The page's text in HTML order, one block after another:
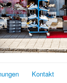
Kontakt